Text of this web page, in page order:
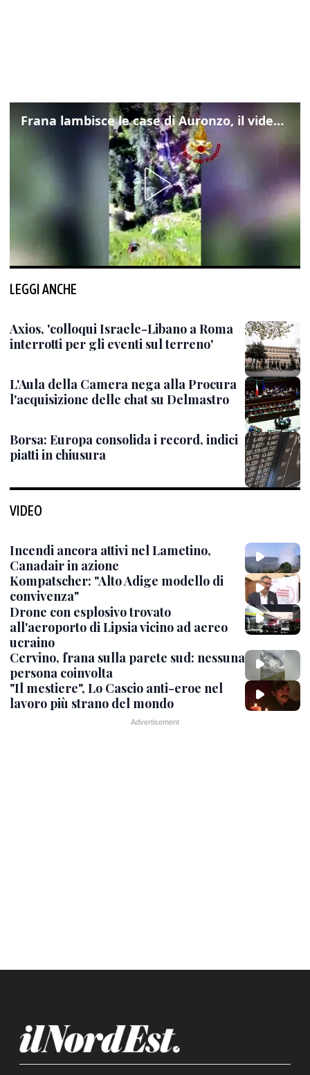
Frana lambisce le case di Auronzo, il video dall'elicottero dei vigili del fuoco
LEGGI ANCHE
Axios, 'colloqui Israele-Libano a Roma
interrotti per gli eventi sul terreno'
L'Aula della Camera nega alla Procura
l'acquisizione delle chat su Delmastro
Borsa: Europa consolida i record, indici
piatti in chiusura
VIDEO
Incendi ancora attivi nel Lametino,
Canadair in azione
Kompatscher: "Alto Adige modello di
convivenza"
Drone con esplosivo trovato
all'aeroporto di Lipsia vicino ad aereo
ucraino
Cervino, frana sulla parete sud: nessuna
persona coinvolta
"Il mestiere", Lo Cascio anti-eroe nel
lavoro più strano del mondo